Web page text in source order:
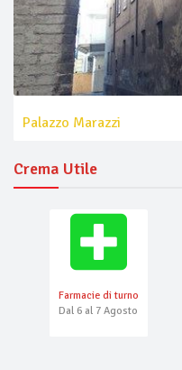
Palazzo Marazzi
Crema Utile
Farmacie di turno
Dal 6 al 7 Agosto